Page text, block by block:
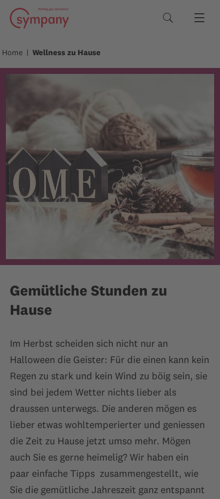
Suchbegriffe
Home Wellness zu Hause
Gemütliche Stunden zu
Hause
Im Herbst scheiden sich nicht nur an
Halloween die Geister: Für die einen kann kein
Regen zu stark und kein Wind zu böig sein, sie
sind bei jedem Wetter nichts lieber als
draussen unterwegs. Die anderen mögen es
lieber etwas wohltemperierter und geniessen
die Zeit zu Hause jetzt umso mehr. Mögen
auch Sie es gerne heimelig? Wir haben ein
paar einfache Tipps zusammengestellt, wie
Sie die gemütliche Jahreszeit ganz entspannt